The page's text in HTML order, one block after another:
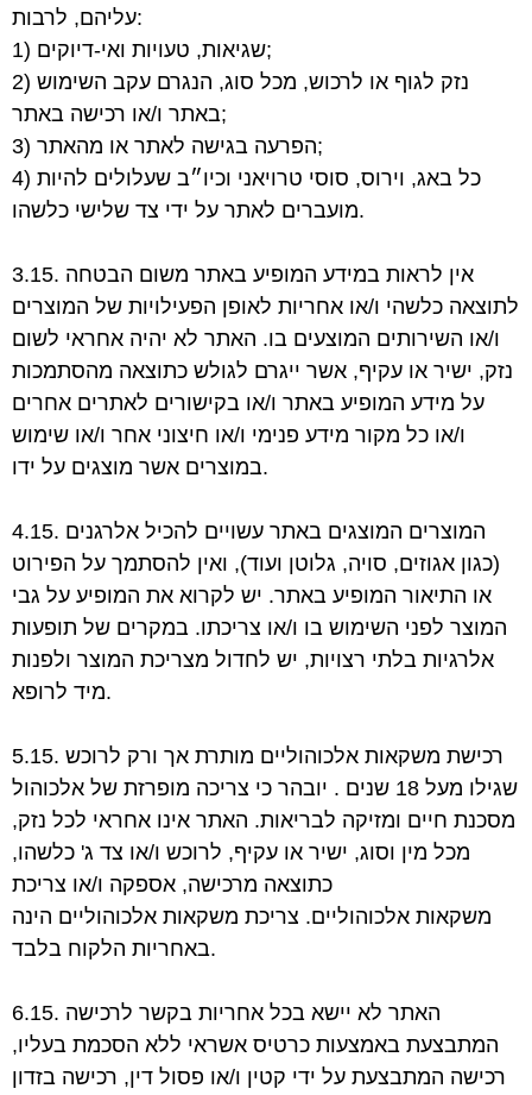
עליהם, לרבות:
1) שגיאות, טעויות ואי-דיוקים;
2) נזק לגוף או לרכוש, מכל סוג, הנגרם עקב השימוש
באתר ו/או רכישה באתר;
3) הפרעה בגישהלאתר או מהאתר;
4) כל באג, וירוס, סוסי טרויאני וכיו״ב שעלולים להיות
מועברים לאתר על ידיצד שלישי כלשהו.
3.15. אין לראות במידע המופיע באתר משום הבטחה
לתוצאה כלשהי ו/או אחריות לאופן הפעילויות של המוצרים
ו/או השירותים המוצעים בו. האתר לא יהיה אחראי לשום
נזק, ישיר או עקיף, אשר ייגרם לגולש כתוצאה מהסתמכות
על מידע המופיע באתר ו/או בקישורים לאתרים אחרים
ו/או כל מקור מידע פנימי ו/או חיצוני אחר ו/או שימוש
במוצרים אשר מוצגים על ידו.
4.15. המוצרים המוצגים באתר עשויים להכיל אלרגנים
(כגון אגוזים, סויה, גלוטן ועוד), ואין להסתמך על הפירוט
או התיאור המופיע באתר. יש לקרוא את המופיע על גבי
המוצר לפני השימוש בו ו/או צריכתו. במקרים של תופעות
אלרגיות בלתי רצויות, יש לחדול מצריכת המוצר ולפנות
מידלרופא.
5.15. רכישת משקאות אלכוהוליים מותרת אך ורק לרוכש
שגילו מעל 18 שנים . יובהר כי צריכה
מופרזת של אלכוהול
מסכנת חיים ומזיקה לבריאות. האתר אינו אחראי לכל נזק,
מכל מין וסוג, ישיר או עקיף, לרוכש ו/או צד ג' כלשהו,
כתוצאה מרכישה, אספקה ו/או צריכת
משקאות אלכוהוליים. צריכת משקאות אלכוהוליים הינה
באחריות הלקוח בלבד.
6.15. האתר לא יישא בכל אחריות בקשר לרכישה
המתבצעת באמצעות כרטיס אשראי ללא הסכמת בעליו,
רכישה המתבצעת על ידי קטין ו/או פסול דין, רכישה בזדון